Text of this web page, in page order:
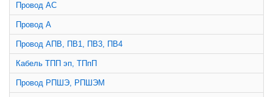
Провод АС
Провод А
Провод АПВ, ПВ1, ПВ3, ПВ4
Кабель ТПП эп, ТПпП
Провод РПШЭ, РПШЭМ